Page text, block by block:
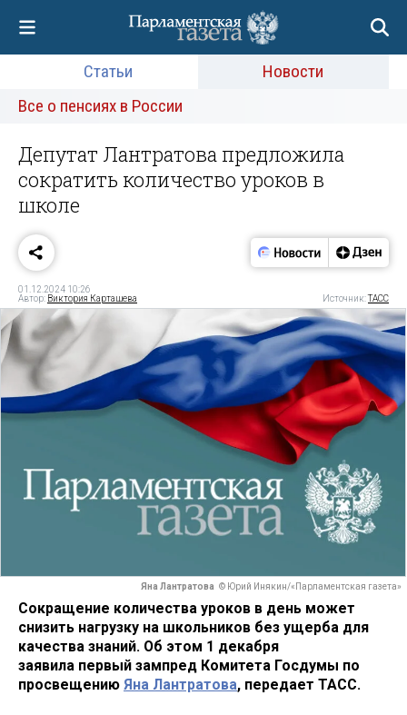
Статьи
Новости
Все о пенсиях в России
Депутат Лантратова предложила
сократить количество уроков в
школе
01.12.2024 10:26
Автор: Виктория Карташева Источник:ТАСС
Яна Лантратова © Юрий Инякин/«Парламентская газета»
Сокращение количества уроков в день может
снизить нагрузку на школьников без ущерба для
качества знаний. Об этом 1 декабря
заявила первый зампред Комитета Госдумы по
просвещению Яна Лантратова, передает ТАСС.